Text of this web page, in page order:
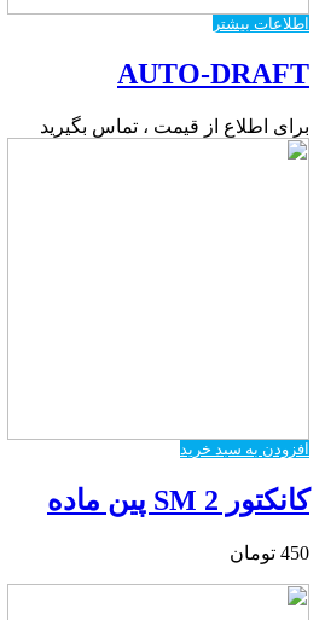
اطلاعات بیشتر
AUTO-DRAFT
برای اطلاع از قیمت ، تماس بگیرید
افزودن به سبد خرید
کانکتور SM 2 پین ماده
450 تومان